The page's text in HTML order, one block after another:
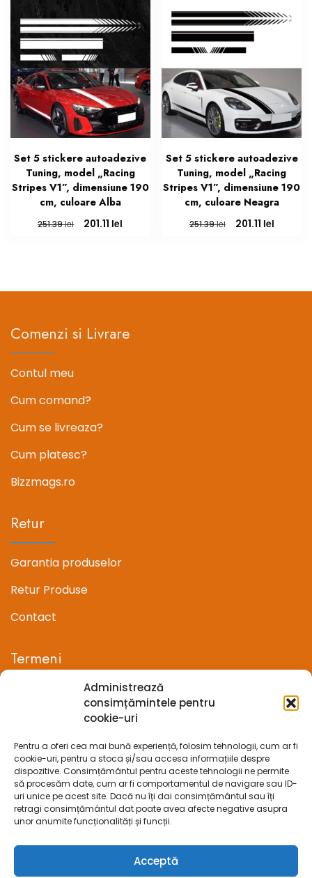
Administrează
consimțămintele pentru
cookie-uri
Pentru a oferi cea mai bună experiență, folosim tehnologii, cum ar fi
cookie-uri, pentru a stoca și/sau accesa informațiile despre
dispozitive. Consimțământul pentru aceste tehnologii ne permite
să procesăm date, cum ar fi comportamentul de navigare sau ID-
uri unice pe acest site. Dacă nu îți dai consimțământul sau îți
retragi consimțământul dat poate avea afecte negative asupra
unor anumite funcționalități și funcții.
Acceptă
95.06 lei.
Set 5 stickere autoadezive
Tuning, model „Racing
Stripes V1”, dimensiune 190
cm, culoare Alba
251.39lei
Prețul
201.11 lei
Set 5 stickere autoadezive
Tuning, model „Racing
Stripes V1”, dimensiune 190
cm, culoare Neagra
251.39lei
Prețul
201.11 leiPrețul
Comenzi si Livrare
Contul meu
Cum comand?
Cum se livreaza?
Cum platesc?
Bizzmags.ro
Retur
Garantia produselor
Retur Produse
Contact
Termeni
Termeni si conditii
Confidentialitate
Politica cookie-uri (UE)
Prelucrarea datelor cu caracter personal
Legal